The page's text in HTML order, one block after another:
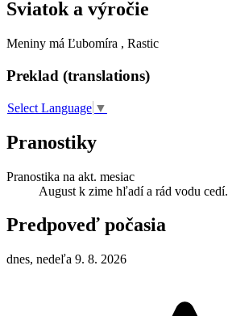
Sviatok a výročie
Meniny má Ľubomíra , Rastic
Preklad (translations)
Select Language ▼
Pranostiky
Pranostika na akt. mesiac
August k zime hľadí a rád vodu cedí.
Predpoveď počasia
dnes, nedeľa 9. 8. 2026